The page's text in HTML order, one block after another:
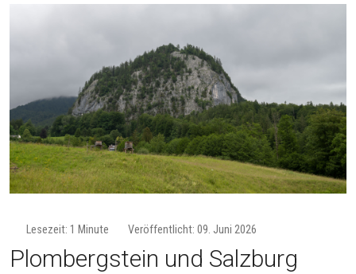
Lesezeit: 1 Minute Veröffentlicht: 09. Juni 2026
Plombergstein und Salzburg